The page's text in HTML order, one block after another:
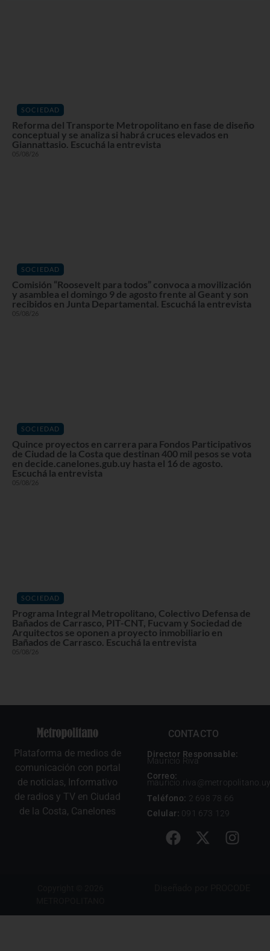
SOCIEDAD
Reforma del Transporte Metropolitano en fase de diseño
conceptual y se analiza si habrá cruces elevados en
Giannattasio. Escuchá la entrevista
05/08/26
SOCIEDAD
Comisión “Roosevelt para todos” convoca a movilización
y asamblea el domingo 9 de agosto frente al Geant y son
recibidos en Junta Departamental. Escuchá la entrevista
05/08/26
SOCIEDAD
Quince proyectos en carrera para Fondos Participativos
de Ciudad de la Costa que destinan 400 mil pesos se vota
en decide.canelones.gub.uy hasta el 16 de agosto.
Escuchá la entrevista
05/08/26
SOCIEDAD
Programa Integral Metropolitano, Colectivo Defensa de
Bañados de Carrasco, PIT-CNT, Fucvam y Sociedad de
Arquitectos se oponen a proyecto inmobiliario en
Bañados de Carrasco. Escuchá la entrevista
05/08/26
Plataforma de medios de
comunicación con portal
de noticias, Informativo
de radios y TV en Ciudad
de la Costa, Canelones
CONTACTO
Director Responsable:
Mauricio Riva
Correo:
mauricio.riva@metropolitano.uy
Teléfono: 2 698 78 66
Celular: 091 673 129